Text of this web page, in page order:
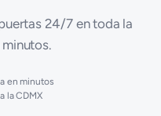
24/7 en toda la
en minutos
la CDMX